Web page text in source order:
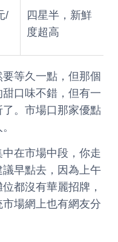
/
四星半，新鮮
度超高
等久一點，但那個
口味不錯，但有一
。市場口那家優點
在市場中段，你走
早點去，因為上午
都沒有華麗招牌，
場網上也有網友分